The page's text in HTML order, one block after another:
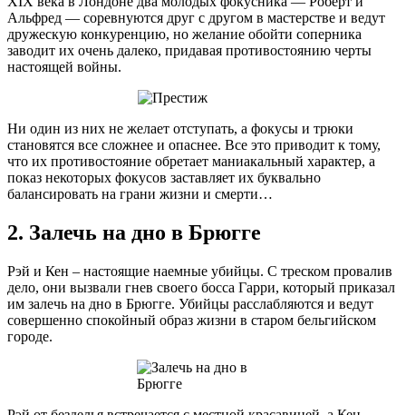
Альфред — соревнуются друг с другом в мастерстве и ведут
дружескую конкуренцию, но желание обойти соперника
заводит их очень далеко, придавая противостоянию черты
настоящей войны.
Ни один из них не желает отступать, а фокусы и трюки
становятся все сложнее и опаснее. Все это приводит к тому,
что их противостояние обретает маниакальный характер, а
показ некоторых фокусов заставляет их буквально
балансировать на грани жизни и смерти…
2. Залечь на дно в Брюгге
Рэй и Кен – настоящие наемные убийцы. С треском провалив
дело, они вызвали гнев своего босса Гарри, который приказал
им залечь на дно в Брюгге. Убийцы расслабляются и ведут
совершенно спокойный образ жизни в старом бельгийском
городе.